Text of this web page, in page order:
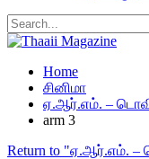
Home
சினிமா
ஏ.ஆர்.எம். –
arm 3
Return to "ஏ.ஆர்.எம்.